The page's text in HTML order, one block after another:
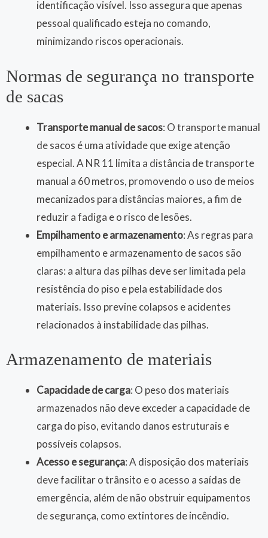
identificação visível. Isso assegura que apenas
pessoal qualificado esteja no comando,
minimizando riscos operacionais.
Normas de segurança no transporte
de sacas
Transporte manual de sacos: O transporte manual
de sacos é uma atividade que exige atenção
especial. A NR 11 limita a distância de transporte
manual a 60 metros, promovendo o uso de meios
mecanizados para distâncias maiores, a fim de
reduzir a fadiga e o risco de lesões.
Empilhamento e armazenamento: As regras para
empilhamento e armazenamento de sacos são
claras: a altura das pilhas deve ser limitada pela
resistência do piso e pela estabilidade dos
materiais. Isso previne colapsos e acidentes
relacionados à instabilidade das pilhas.
Armazenamento de materiais
Capacidade de carga: O peso dos materiais
armazenados não deve exceder a capacidade de
carga do piso, evitando danos estruturais e
possíveis colapsos.
Acesso e segurança: A disposição dos materiais
deve facilitar o trânsito e o acesso a saídas de
emergência, além de não obstruir equipamentos
de segurança, como extintores de incêndio.